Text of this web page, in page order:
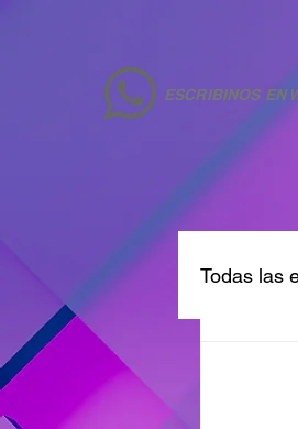
ESCRIBINOS EN
Todas las